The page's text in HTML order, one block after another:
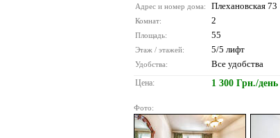
Адрес и номер дома: Плехановская 73
Комнат: 2
Площадь: 55
Этаж / этажей: 5/5 лифт
Удобства: Все удобства
Цена: 1 300 Грн./день
Фото: